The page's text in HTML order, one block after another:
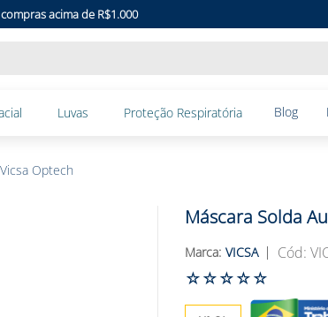
acima de R$1.000
Luvas Proteção Respiratória Blog
Optech
Máscara Solda
VICSA :
☆☆☆☆☆